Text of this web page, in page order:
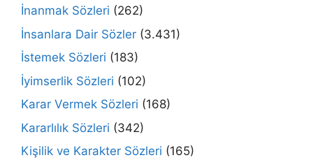
İnanmak Sözleri (262)
İnsanlara Dair Sözler (3.431)
İstemek Sözleri (183)
İyimserlik Sözleri (102)
Karar Vermek Sözleri (168)
Kararlılık Sözleri (342)
Kişilik ve Karakter Sözleri (165)